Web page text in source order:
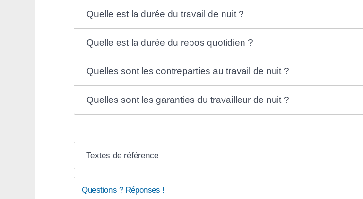
Quelle est la durée du travail de nuit ?
Quelle est la durée du repos quotidien ?
Quelles sont les contreparties au travail de nuit ?
Quelles sont les garanties du travailleur de nuit ?
Textes de référence
Questions ? Réponses !